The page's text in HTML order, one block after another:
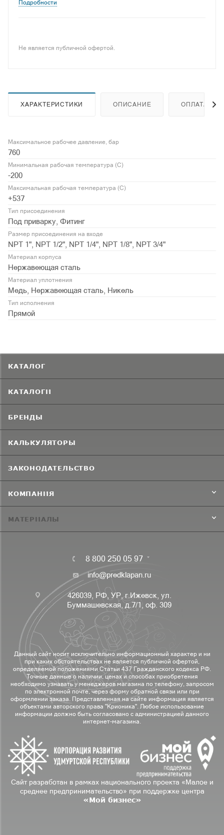
внутренней резьбой.
Подробности
Не является публичной офертой.
ХАРАКТЕРИСТИКИ ОПИСАНИЕ ОПЛАТА
Максимальное рабочее давление, бар
760
Минимальная рабочая температура (С)
-200
Максимальная рабочая температура (С)
+537
Тип присоединения
Под приварку, Фитинг
Размер присоединения на входе
NPT 1", NPT 1/2", NPT 1/4", NPT 1/8", NPT 3/4"
Материал корпуса
Нержавеющая сталь
Материал уплотнения
Медь, Нержавеющая сталь, Никель
Тип исполнения
Прямой
КАТАЛОГ
КАТАЛОГИ
БРЕНДЫ
КАЛЬКУЛЯТОРЫ
ЗАКОНОДАТЕЛЬСТВО
КОМПАНИЯ
МАТЕРИАЛЫ
8 800 250 05 97
info@predklapan.ru
426039, РФ, УР, г.Ижевск, ул.
Буммашевская, д.7/1, оф. 309
Данный сайт носит исключительно информационный характер и ни
при каких обстоятельствах не является публичной офертой,
определяемой положениями Статьи 437 Гражданского кодекса РФ.
Точные данные о наличии, ценах и способах приобретения
необходимо узнавать у менеджеров магазина по телефону, запросом
по электронной почте, через форму обратной связи или при
оформлении заказа. Представленная на сайте информация является
объектами авторского права "Крионика". Любое использование
информации должно быть согласовано с администрацией данного
интернет-магазина.
Сайт разработан в рамках национального проекта «Малое и
среднее предпринимательство» при поддержке центра
«Мой бизнес»